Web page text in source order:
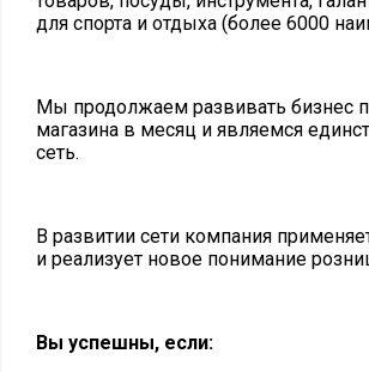
для спорта и отдыха (более 6000
Мы продолжаем развивать бизнес
магазина в месяц и являемся
сеть.
В развитии сети компания
и реализует новое понимание
Вы успешны, если: